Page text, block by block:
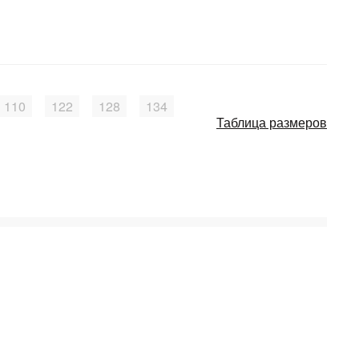
110 122 128
134
Таблица размеров